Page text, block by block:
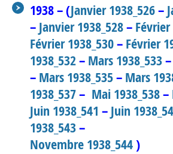
1938 – (Janvier 1938_526–
– Janvier 1938_528– Février
Février 1938_530– Février
1938_532– Mars 1938_533–
– Mars 1938_535– Mars
1938_537– Mai 1938_538–
Juin 1938_541 – Juin
1938_543–
Novembre 1938_544)